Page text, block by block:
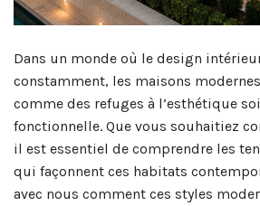
Dans un monde où le design
constamment, les maisons
comme des refuges à l’esthétique
fonctionnelle. Que vous souhaitiez
il est essentiel de comprendre les
qui façonnent ces habitats
avec nous comment ces styles